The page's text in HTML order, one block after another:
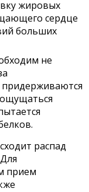
жировых
сердце
больших
не
распад
прием